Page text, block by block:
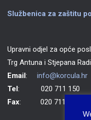
Službenica za zaštitu
Upravni odjel za opće
Trg Antuna i Stjepana
Email: info@korcula.hr
Tel: 020 711 150
Fax: 020 711 702